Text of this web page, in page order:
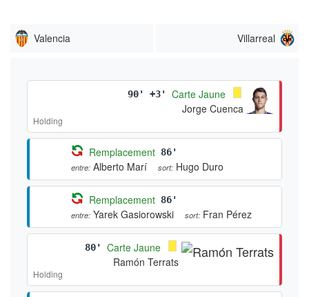
Valencia Villarreal
90' +3'
Carte Jaune
Jorge Cuenca
Holding
Remplacement 86'
entre: Alberto Marí sort: Hugo Duro
Remplacement 86'
entre: Yarek Gasiorowski sort: Fran Pérez
80'
Carte Jaune
Ramón Terrats
Holding